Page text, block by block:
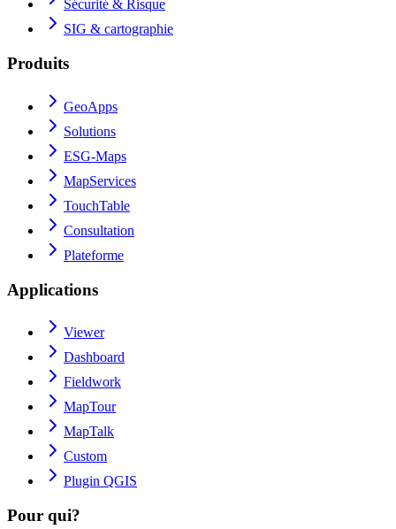
Sécurité & Risque
SIG & cartographie
Produits
GeoApps
Solutions
ESG-Maps
MapServices
TouchTable
Consultation
Plateforme
Applications
Viewer
Dashboard
Fieldwork
MapTour
MapTalk
Custom
Plugin QGIS
Pour qui?